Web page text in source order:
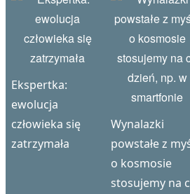
Ekspertka:
ewolucja
człowieka się
zatrzymała
Wynalazki
powstałe z
o kosmosie
stosujemy na